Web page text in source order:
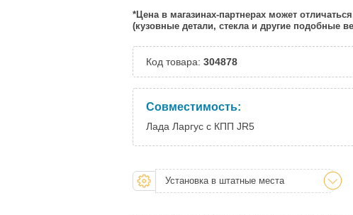
*Цена в магазинах-партнерах может
(кузовные детали, стекла и другие подобные
Код товара: 304878
Совместимость:
Лада Ларгус с КПП JR5
Установка в штатные места